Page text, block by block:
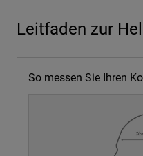
Leitfaden zur
So messen Sie Ihren